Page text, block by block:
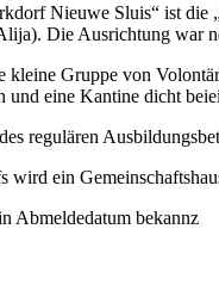
Nieuwe Sluis“ ist
Die Ausrichtung war
Gruppe von
und eine Kantine dicht
regulären
wird ein
Abmeldedatum bekannz